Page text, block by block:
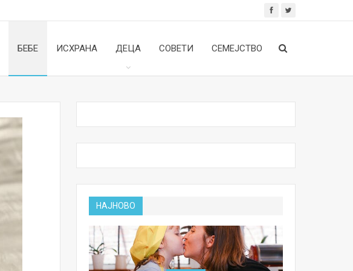
БЕБЕ ИСХРАНА ДЕЦА СОВЕТИ СЕМЕЈСТВО
НАЈНОВО